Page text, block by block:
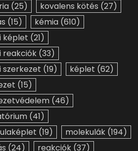
(25) kovalens kötés (27)
(15) kémia (610)
képlet (21)
reakciók (33)
szerkezet (19) képlet (62)
(15)
(46)
(41)
(19) molekulák (194)
(24) reakciók (37)